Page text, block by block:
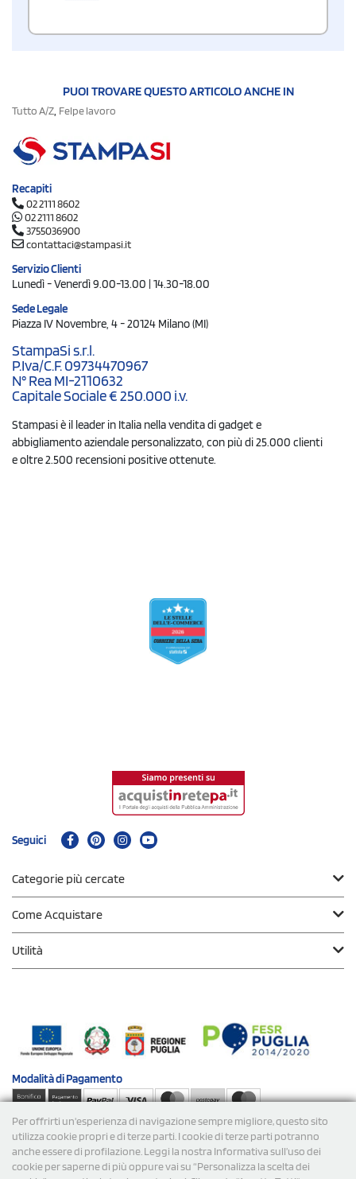
Per offrirti un'esperienza di navigazione sempre migliore, questo sito
utilizza cookie propri e di terze parti. I cookie di terze parti potranno
anche essere di profilazione. Leggi la nostra Informativa sull’uso dei
cookie per saperne di più oppure vai su “Personalizza la scelta dei
PUOI TROVARE QUESTO ARTICOLO ANCHE IN
Tutto A/Z Felpe lavoro
Recapiti
02 2111 8602
02 2111 8602
3755036900
contattaci@stampasi.it
Servizio Clienti
Lunedì - Venerdì 9.00-13.00 | 14.30-18.00
Sede Legale
Piazza IV Novembre, 4 - 20124 Milano (MI)
StampaSi s.r.l.
P.Iva/C.F. 09734470967
N° Rea MI-2110632
Capitale Sociale € 250.000 i.v.
Stampasi è il leader in Italia nella vendita di gadget e
abbigliamento aziendale personalizzato, con più di 25.000 clienti
e oltre 2.500 recensioni positive ottenute.
Seguici
Categorie più cercate
Come Acquistare
Utilità
Modalità diPagamento
Spedizioni